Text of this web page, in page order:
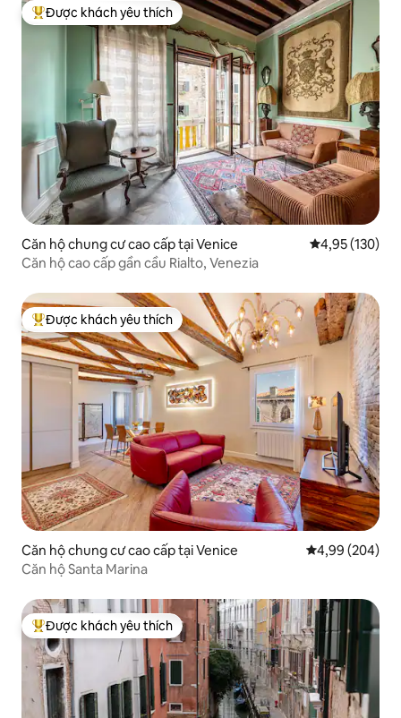
Được khách yêu thích nhất
Được khách yêu thích
Căn hộ chung cư cao cấp tại Venice Xếp hạng
4,95 (130)
Căn hộ cao cấp gần cầu Rialto, Venezia
Được khách yêu thích nhất
Được khách yêu thích
Căn hộ chung cư cao cấp tại Venice Xếp hạng
4,99 (204)
Căn hộ Santa Marina
Được khách yêu thích nhất
Được khách yêu thích